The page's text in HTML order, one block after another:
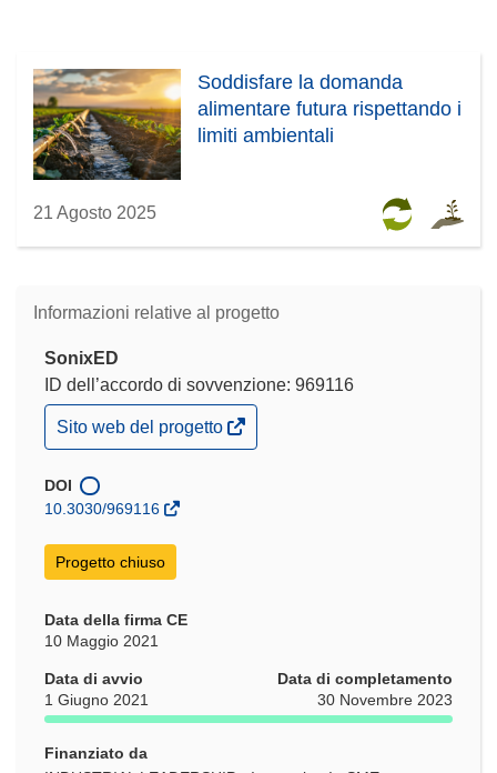
Soddisfare la domanda
alimentare futura rispettando i
limiti ambientali
21 Agosto 2025
Informazioni relative al progetto
SonixED
ID dell’accordo di sovvenzione: 969116
(si
apre
una
nuova
Sito web del progetto
DOI
10.3030/969116
Progetto chiuso
Data della firma CE
10 Maggio 2021
Data di avvio
1 Giugno 2021
Data di completamento
30 Novembre 2023
Finanziato da